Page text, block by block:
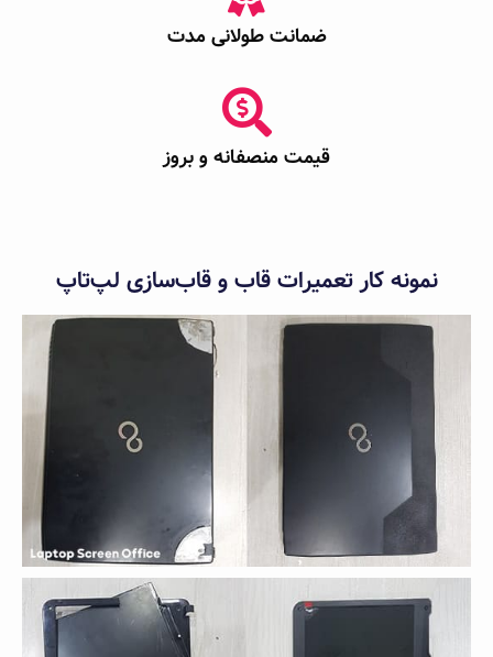
ضمانت طولانی مدت
قیمت منصفانه و بروز
نمونه کار تعمیرات قاب و قاب‌سازی لپ‌تاپ